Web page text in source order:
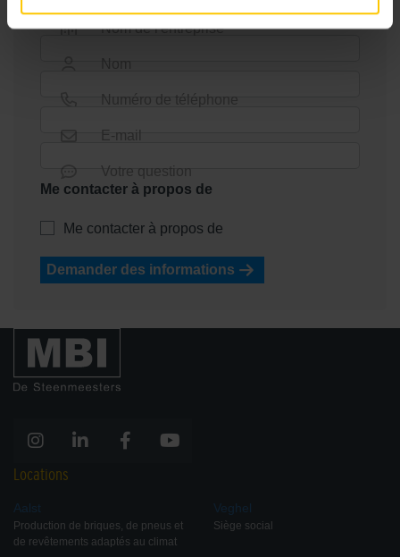
Nom de l'entreprise *
Numéro de téléphone
E-mail
Votre question
Me contacter à propos de
Me contacter à propos de
Demander des informations
Locations
Aalst
Production de briques, de pneus et
de revêtements adaptés au climat
Veghel
Siège social